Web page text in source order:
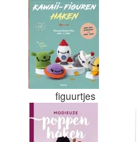
figuurtjes